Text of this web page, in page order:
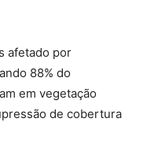
afetado por
88% do
em vegetação
de cobertura